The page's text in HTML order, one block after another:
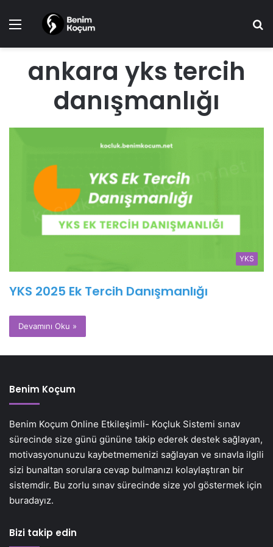
Menü
ankara yks tercih
danışmanlığı
YKS
YKS 2025 Ek Tercih Danışmanlığı
Devamını Oku »
Benim Koçum
Benim Koçum Online Etkileşimli- Koçluk Sistemi sınav
sürecinde size günü gününe takip ederek destek sağlayan,
motivasyonunuzu kaybetmemenizi sağlayan ve sınavla ilgili
sizi bunaltan sorulara cevap bulmanızı kolaylaştıran bir
sistemdir. Bu zorlu sınav sürecinde size yol göstermek için
buradayız.
Bizi takip edin